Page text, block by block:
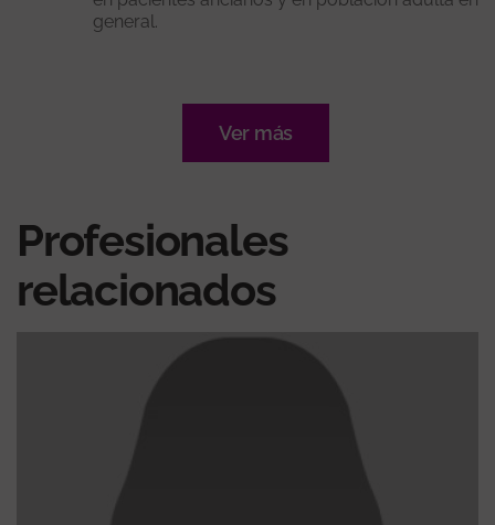
general.
Ver más
Profesionales
relacionados